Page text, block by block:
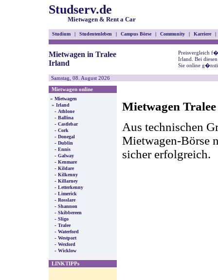
Studserv.de
Mietwagen & Rent a Car
Studium | Studentenleben | Campus Börse | Community | Karriere |
Mietwagen in Tralee
Irland
Preisvergleich
Irland. Bei
Sie online
Samstag, 08. August 2026
Mietwagen online
» Mietwagen
» Irland
- Athlone
- Ballina
- Castlebar
- Cork
- Donegal
- Dublin
- Ennis
- Galway
- Kenmare
- Kildare
- Kilkenny
- Killarney
- Letterkenny
- Limerick
- Rosslare
- Shannon
- Skibbereen
- Sligo
- Tralee
- Waterford
- Westport
- Wexford
- Wicklow
LINKTIPPs
Mietwagen
Aus technischen
Mietwagen-Börse
sicher erfolgreich.